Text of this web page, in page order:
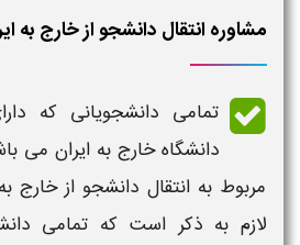
مشاوره انتقال دانشجو از خارج به
تمامی دانشجویانی که
دانشگاه خارج به ایران می
مربوط بهانتقال دانشجو از خارج
لازم به ذکر است که تمامی